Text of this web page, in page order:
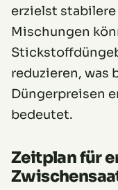
erzielst
Mischungen
reduzieren, was
Düngerpreisen
bedeutet.
Zeitplan für